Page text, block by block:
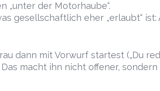
„unter der Motorhaube“.
gesellschaftlich eher „erlaubt“ ist:
dann mit Vorwurf startest („Du
macht ihn nicht offener, sondern